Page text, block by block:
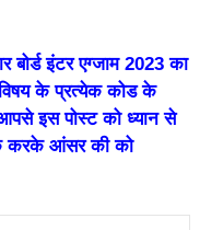
बोर्ड इंटर एग्जाम 2023 का
के प्रत्येक कोड के
इस पोस्ट को ध्यान से
करके आंसर की को